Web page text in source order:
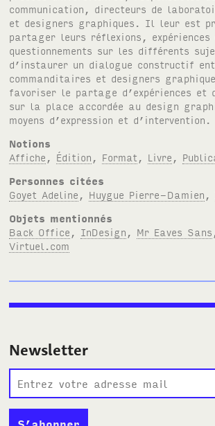
communication, directeurs de
et designers graphiques. Il leur est
partager leurs réflexions, expériences
questionnements sur les différents
d’instaurer un dialogue constructif
commanditaires et designers
favoriser le partage d’expériences et
sur la place accordée au design
moyens d’expression et d’intervention.
Notions
Affiche , Édition , Format , Livre ,
Personnes citées
Goyet Adeline , Huygue Pierre-Damien ,
Objets mentionnés
Back Office , InDesign , Mr Eaves Sans
Virtuel.com
Newsletter